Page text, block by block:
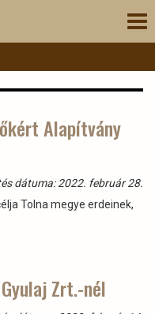
Alapítvány
dátuma: 2022. február 28.
Tolna megye erdeinek,
Zrt.-nél